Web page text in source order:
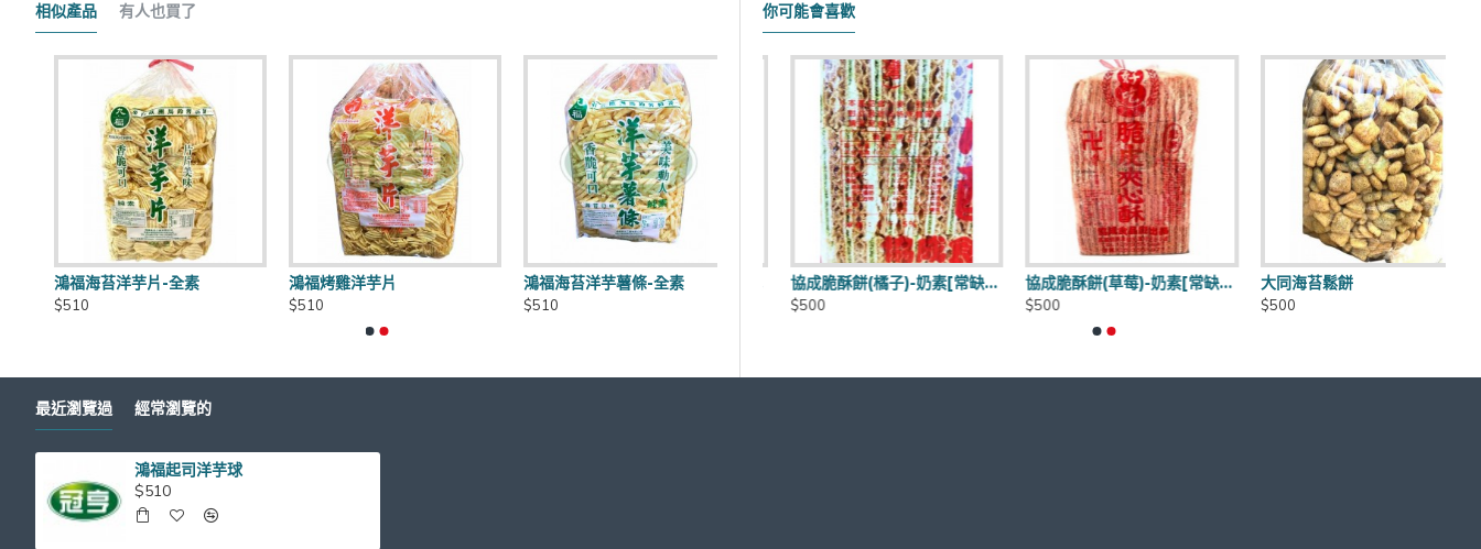
到貨日期：於出貨日後3日至7日
商品有效期限：客戶收到之商品距有效日期前90天以上，(每批商品有效日期皆不同)
運費優惠：滿5000元免運費 (不含貨到手續費),貨到手續費另計60元~120元
官網商品圖片僅供參考依實際出貨商品為主
相似產品 有人也買了
鴻福海苔洋芋片-全素
$510
鴻福烤雞洋芋片
$510
鴻福海苔洋芋薯條-全素
$510
你可能會喜歡
五香玲瓏果
$500
$480
$500
協成脆酥餅(橘子)-奶素[常缺貨下單前請先詢問]
$500
協成脆酥餅(草莓)-奶素[常缺貨下單前請先詢問]
$500
大同海苔鬆餅
$500
最近瀏覽過 經常瀏覽的
鴻福起司洋芋球
$510